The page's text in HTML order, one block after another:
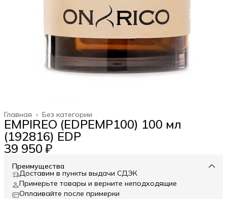
Без категории
Главная ›
EMPIREO (EDPEMP100) 100 мл
(192816) EDP
39 950 ₽
Преимущества
Доставим в пункты выдачи СДЭК
Примерьте товары и верните неподходящие
Оплаивайте после примерки